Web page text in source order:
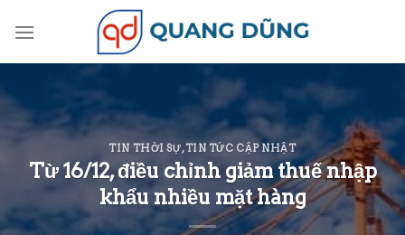
TIN THỜI SỰ,TIN TỨC CẬP NHẬT
Từ 16/12, điều chỉnh giảm thuế nhập
khẩu nhiều mặt hàng